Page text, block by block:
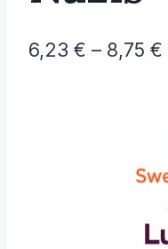
6,23 € – 8,75 €